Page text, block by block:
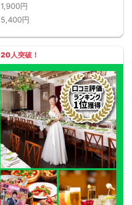
1,900円
5,400円
20人突破！